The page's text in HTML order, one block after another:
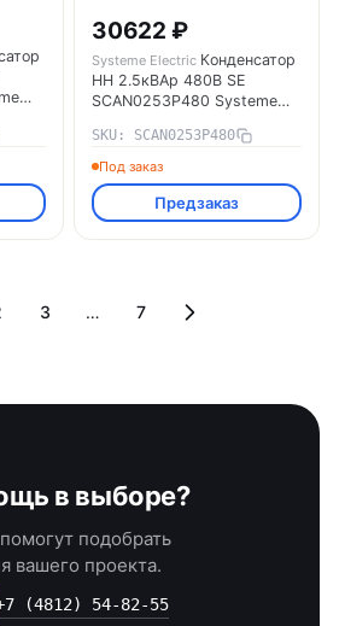
30622 ₽
Systeme Electric Конденсатор
НН 2.5кВАр 480В SE
SCAN0253P480 Systeme
SKU: SCAN0253P480
Под заказ
Предзаказ
3 … 7
в выборе?
подобрать
вашего проекта.
(4812) 54-82-55